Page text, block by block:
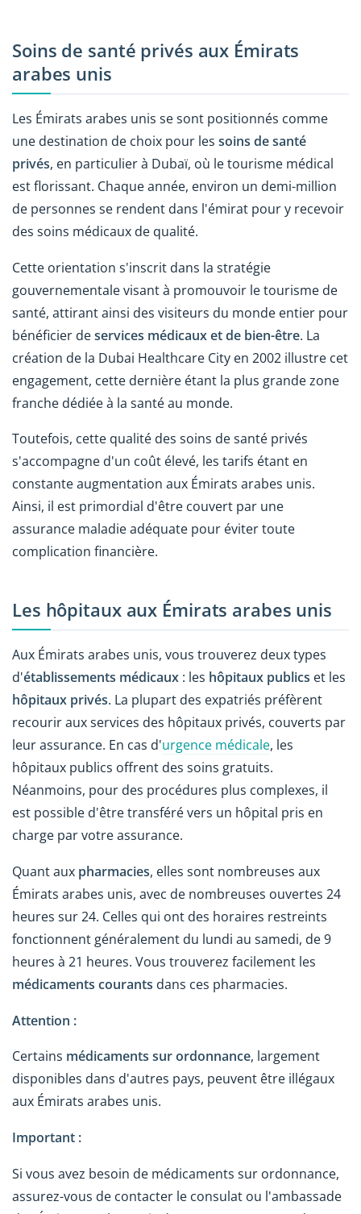
Soins de santé privés aux Émirats
arabes unis
Les Émirats arabes unis se sont positionnés comme
une destination de choix pour les soins de santé
privés, en particulier à Dubaï, où le tourisme médical
est florissant. Chaque année, environ un demi-million
de personnes se rendent dans l'émirat pour y recevoir
des soins médicaux de qualité.
Cette orientation s'inscrit dans la stratégie
gouvernementale visant à promouvoir le tourisme de
santé, attirant ainsi des visiteurs du monde entier pour
bénéficier deservices médicaux et de bien-être. La
création de la Dubai Healthcare City en 2002 illustre cet
engagement, cette dernière étant la plus grande zone
franche dédiée à la santé au monde.
Toutefois, cette qualité des soins de santé privés
s'accompagne d'un coût élevé, les tarifs étant en
constante augmentation aux Émirats arabes unis.
Ainsi, il est primordial d'être couvert par une
assurance maladie adéquate pour éviter toute
complication financière.
Les hôpitaux aux Émirats arabes unis
Aux Émirats arabes unis, vous trouverez deux types
d'établissements médicaux : les hôpitaux publics et les
hôpitaux privés. La plupart des expatriés préfèrent
recourir aux services des hôpitaux privés, couverts par
leur assurance. En cas d'urgence médicale, les
hôpitaux publics offrent des soins gratuits.
Néanmoins, pour des procédures plus complexes, il
est possible d'être transféré vers un hôpital pris en
charge par votre assurance.
Quant aux pharmacies, elles sont nombreuses aux
Émirats arabes unis, avec de nombreuses ouvertes 24
heures sur 24. Celles qui ont des horaires restreints
fonctionnent généralement du lundi au samedi, de 9
heures à 21 heures. Vous trouverez facilement les
médicaments courants dans ces pharmacies.
Attention :
Certains médicaments sur ordonnance, largement
disponibles dans d'autres pays, peuvent être illégaux
aux Émirats arabes unis.
Important :
Si vous avez besoin de médicaments sur ordonnance,
assurez-vous de contacter le consulat ou l'ambassade